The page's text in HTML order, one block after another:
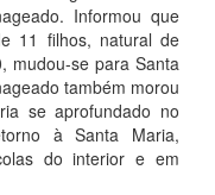
Informou que
11 filhos, natural de
mudou-se para Santa
também morou
se aprofundado no
à Santa Maria,
do interior e em